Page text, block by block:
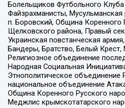
Болельщиков Футбольного
Файзрахманисты, Мусульманская
п. Боровский, Община Коренного
Щелковского района, Правый
Украинская повстанческая
Бандеры, Братство, Белый Крест,
Религиозное объединение
Народная Социальная
Этнополитическое объединение
национальное объединение
Община Коренного Русского
Меджлис крымскотатарского